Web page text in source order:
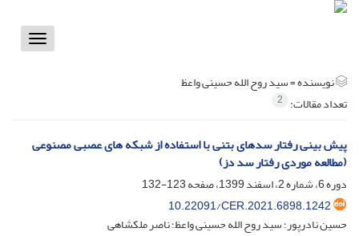
Toggle
نویسنده =سید روح الله حسینی واعظ
تعداد مقالات: 2
پیش بینی رفتار سدهای بتنی با استفاده از شبکه های عصبی مصنوعی
(مطالعه موردی رفتار سد دز)
دوره 6، شماره 2، اسفند 1399، صفحه
123-132
10.22091/CER.2021.6898.1242
حسین نادرپور؛ سید روح الله حسینی واعظ؛ ناصر ملکشاهی